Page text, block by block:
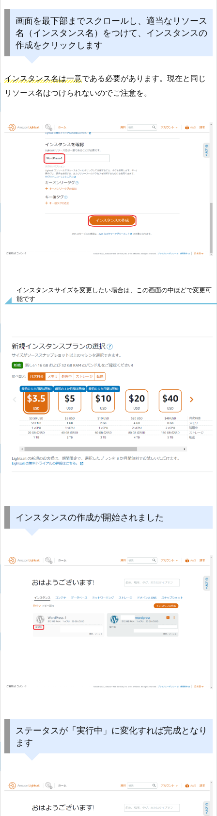
画面を最下部までスクロールし、適当なリソース
名（インスタンス名）をつけて、インスタンスの
作成をクリックします
インスタンス名は一意である必要があります。現在と同じ
リソース名はつけられないのでご注意を。
インスタンスサイズを変更したい場合は、この画面の中ほどで変更可
能です
インスタンスの作成が開始されました
ステータスが「実行中」に変化すれば完成となり
ます